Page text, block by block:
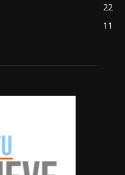
22
11